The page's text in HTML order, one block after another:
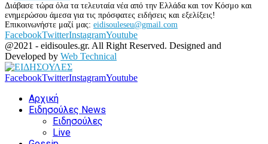
Διάβασε τώρα όλα τα τελευταία νέα από την Ελλάδα και τον Κόσμο και
ενημερώσου άμεσα για τις πρόσφατες ειδήσεις και εξελίξεις!
Επικοινωνήστε μαζί μας: eidisouleseu@gmail.com
FacebookTwitterInstagramYoutube
@2021 - eidisoules.gr. All Right Reserved. Designed and
Developed by Web Technical
FacebookTwitterInstagramYoutube
Αρχική
Ειδησούλες News
Ειδησούλες
Live